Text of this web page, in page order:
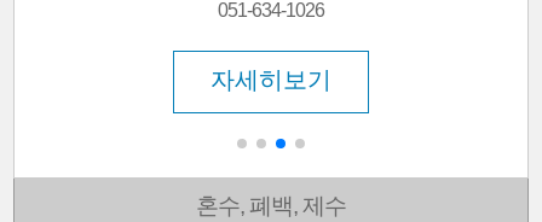
051-635-9490
자세히보기
혼수, 폐백, 제수